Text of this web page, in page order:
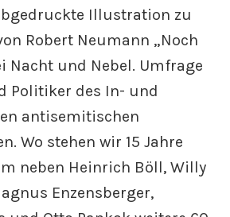
Illustration zu
Robert Neumann „Noch
Nacht und Nebel. Umfrage
Politiker des In- und
antisemitischen
Wo stehen wir 15 Jahre
neben Heinrich Böll, Willy
Enzensberger,